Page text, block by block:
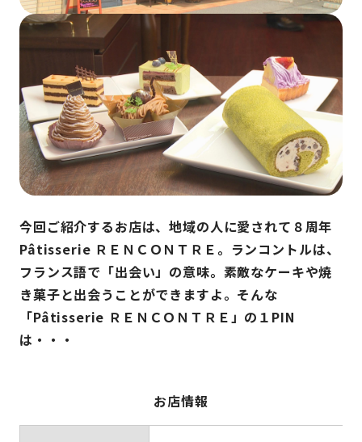
今回ご紹介するお店は、地域の人に愛されて８周年
Pâtisserie ＲＥＮＣＯＮＴＲＥ。ランコントルは、
フランス語で「出会い」の意味。素敵なケーキや焼
き菓子と出会うことができますよ。そんな
「Pâtisserie ＲＥＮＣＯＮＴＲＥ」の１PIN
は・・・
お店情報